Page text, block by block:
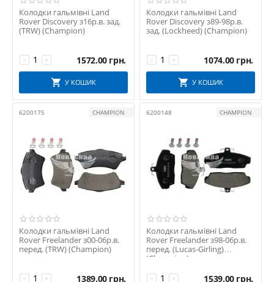
Колодки гальмівні Land
Rover Discovery з16р.в. зад.
(TRW) (Champion)
+
− 1572.00 грн.
У КОШИК
Колодки гальмівні Land
Rover Discovery з89-98р.в.
зад. (Lockheed) (Champion)
+
− 1074.00 грн.
У КОШИК
6200175 CHAMPION
Колодки гальмівні Land
Rover Freelander з00-06р.в.
перед. (TRW) (Champion)
+
− 1389.00 грн.
6200148 CHAMPION
Колодки гальмівні Land
Rover Freelander з98-06р.в.
перед. (Lucas-Girling)
(Champion)
+
− 1539.00 грн.